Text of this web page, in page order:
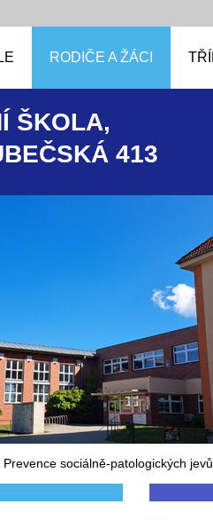
RODIČE A ŽÁCI
ŠKOLA,
413
Prevence sociálně-patologických jevů